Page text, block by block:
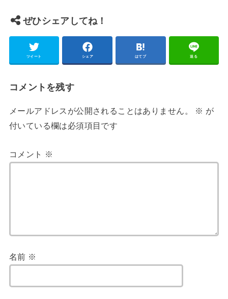
ぜひシェアしてね！
ツイート シェア はてブ 送る
コメントを残す
メールアドレスが公開されることはありません。 ※ が
付いている欄は必須項目です
コメント ※
名前 ※